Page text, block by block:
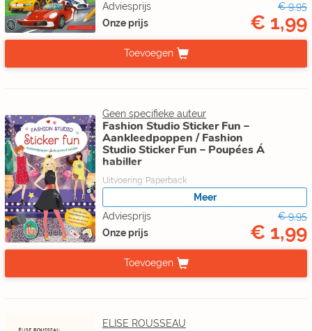
Adviesprijs
€ 9,95
Onze prijs
€ 1,99
Toevoegen
Geen specifieke auteur
Fashion Studio Sticker Fun –
Aankleedpoppen / Fashion
Studio Sticker Fun – Poupées Á
habiller
Uitvoering: Paperback
Status: Ramsj
Meer
Adviesprijs
€ 9,95
Onze prijs
€ 1,99
Toevoegen
ELISE ROUSSEAU